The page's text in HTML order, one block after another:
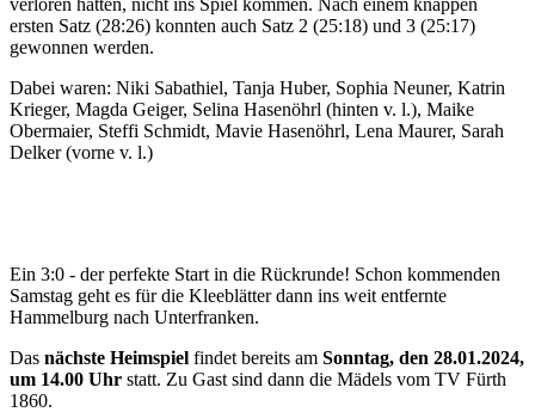
verloren hatten, nicht ins Spiel kommen. Nach einem knappen
ersten Satz (28:26) konnten auch Satz 2 (25:18) und 3 (25:17)
gewonnen werden.
Dabei waren: Niki Sabathiel, Tanja Huber, Sophia Neuner, Katrin
Krieger, Magda Geiger, Selina Hasenöhrl (hinten v. l.), Maike
Obermaier, Steffi Schmidt, Mavie Hasenöhrl, Lena Maurer, Sarah
Delker (vorne v. l.)
Ein 3:0 - der perfekte Start in die Rückrunde! Schon kommenden
Samstag geht es für die Kleeblätter dann ins weit entfernte
Hammelburg nach Unterfranken.
Das nächste Heimspiel findet bereits am Sonntag, den 28.01.2024,
um 14.00 Uhr statt. Zu Gast sind dann die Mädels vom TV Fürth
1860.